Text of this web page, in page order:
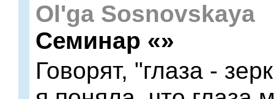
Ol'ga Sosnovskaya
Семинар «»
Говорят, "глаза -